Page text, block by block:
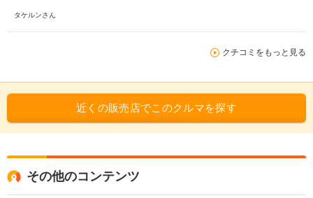
タケルンさん
クチコミをもっと見る
近くの販売店でこのクルマを探す
その他のコンテンツ